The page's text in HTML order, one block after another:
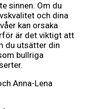
sinnen. Om du
och dina
kan orsaka
är det viktigt att
du utsätter din
bullriga
Anna-Lena